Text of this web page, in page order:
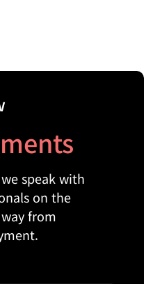
speak with
on the
from